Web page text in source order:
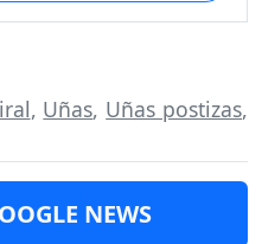
, Uñas, Uñas postizas,
NEWS